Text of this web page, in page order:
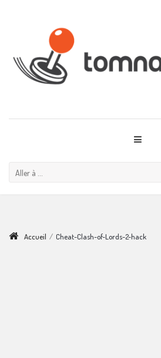
Aller à ...
Accueil / Cheat-Clash-of-Lords-2-hack